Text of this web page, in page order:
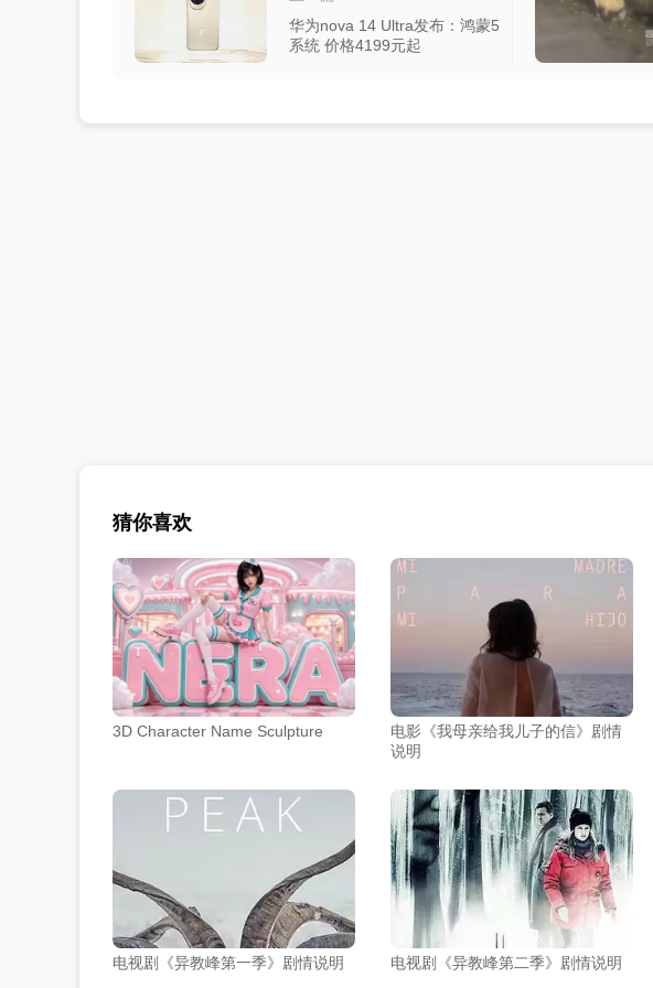
华为nova 14 Ultra发布：鸿蒙5
系统 价格4199元起
猜你喜欢
3D Character Name Sculpture
电影《我母亲给我儿子的信》剧情
说明
电视剧《异教峰第一季》剧情说明 电视剧《异教峰第二季》剧情说明